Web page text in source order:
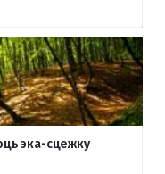
эка-сцежку